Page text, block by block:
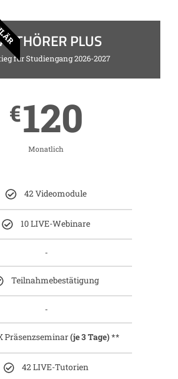
PLUS
für Studiengang 2026-2027
€120
Monatlich
42 Videomodule
10 LIVE-Webinare
-
Teilnahmebestätigung
-
Präsenzseminar(je 3 Tage)**
42 LIVE-Tutorien